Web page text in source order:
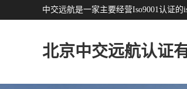
中交远航是一家主要经营Iso9001认证
北京中交远航认证